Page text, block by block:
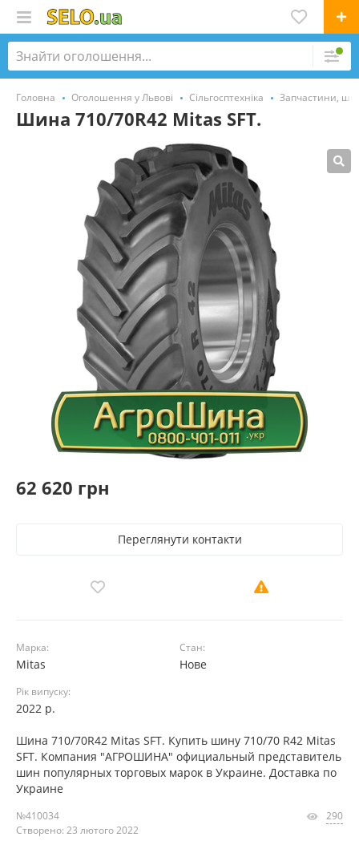
Головна Оголошення у Львові Сільгосптехніка Запчастини,
Шина 710/70R42 Mitas SFT.
62 620 грн
Переглянути контакти
Марка:
Mitas
Стан:
Нове
Рік випуску:
2022 р.
Шина 710/70R42 Mitas SFT. Купить шину 710/70 R42 Mitas
SFT. Компания "АГРОШИНА" официальный представитель
шин популярных торговых марок в Украине. Доставка по
Украине
№410034
Створено: 23 лютого 2022
290